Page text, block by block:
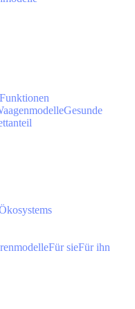
Gesunde
Für sieFür ihn